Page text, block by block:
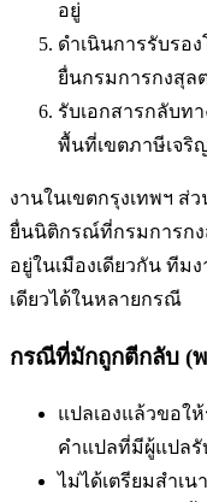
อยู่
ดำเนินการรับรอ
ยื่นกรมการกงสุล
รับเอกสารกลับท
พื้นที่เขตภาษีเจริ
งานในเขตกรุงเทพฯ ส่
ยื่นนิติกรณ์ที่กรมการก
อยู่ในเมืองเดียวกัน ทีม
เดียวได้ในหลายกรณี
กรณีที่มักถูกตีกลับ (
แปลเองแล้วขอใ
คำแปลที่มีผู้แปล
ไม่ได้เตรียมสำเ